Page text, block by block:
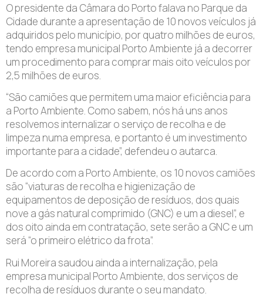
O presidente da Câmara do Porto falava no Parque da
Cidade durante a apresentação de 10 novos veículos já
adquiridos pelo município, por quatro milhões de euros,
tendo empresa municipal Porto Ambiente já a decorrer
um procedimento para comprar mais oito veículos por
2,5 milhões de euros.
“São camiões que permitem uma maior eficiência para
a Porto Ambiente. Como sabem, nós há uns anos
resolvemos internalizar o serviço de recolha e de
limpeza numa empresa, e portanto é um investimento
importante para a cidade”, defendeu o autarca.
De acordo com a Porto Ambiente, os 10 novos camiões
são “viaturas de recolha e higienização de
equipamentos de deposição de resíduos, dos quais
nove a gás natural comprimido (GNC) e um a diesel”, e
dos oito ainda em contratação, sete serão a GNC e um
será “o primeiro elétrico da frota”.
Rui Moreira saudou ainda a internalização, pela
empresa municipal Porto Ambiente, dos serviços de
recolha de resíduos durante o seu mandato.